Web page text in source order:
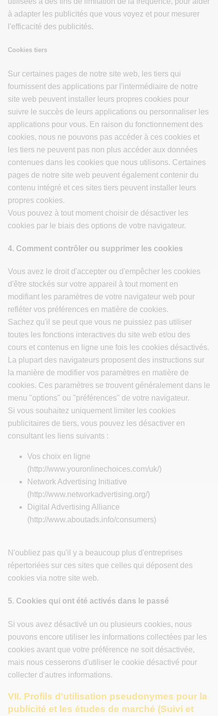
à adapter les publicités que vous voyez et pour mesurer
l'efficacité des publicités.
Cookies tiers
Sur certaines pages de notre site web, les tiers qui
fournissent des applications par l'intermédiaire de notre
site web peuvent installer leurs propres cookies pour
suivre le succès de leurs applications ou personnaliser les
applications pour vous. En raison du fonctionnement des
cookies, nous ne pouvons pas accéder à ces cookies et
les tiers ne peuvent pas non plus accéder aux données
contenues dans les cookies que nous utilisons. Certaines
pages de notre site web peuvent également contenir du
contenu intégré et ces sites tiers peuvent installer leurs
propres cookies.
Vous pouvez à tout moment choisir de désactiver les
cookies par le biais des options de votre navigateur.
4. Comment contrôler ou supprimer les cookies
Vous avez le droit d'accepter ou d'empêcher les cookies
d'être stockés sur votre appareil à tout moment en
modifiant les paramètres de votre navigateur web pour
refléter vos préférences en matière de cookies.
Sachez qu'il se peut que vous ne puissiez pas utiliser
toutes les fonctions interactives du site web et/ou des
cours et contenus en ligne une fois les cookies désactivés.
La plupart des navigateurs proposent des instructions sur
la manière de modifier vos paramètres en matière de
cookies. Ces paramètres se trouvent généralement dans le
menu "options" ou "préférences" de votre navigateur.
Si vous souhaitez uniquement limiter les cookies
publicitaires de tiers, vous pouvez les désactiver en
consultant les liens suivants :
Vos choix en ligne
(http://www.youronlinechoices.com/uk/)
Network Advertising Initiative
(http://www.networkadvertising.org/)
Digital Advertising Alliance
(http://www.aboutads.info/consumers)
N'oubliez pas qu'il y a beaucoup plus d'entreprises
répertoriées sur ces sites que celles qui déposent des
cookies via notre site web.
5. Cookies qui ont été activés dans le passé
Si vous avez désactivé un ou plusieurs cookies, nous
pouvons encore utiliser les informations collectées par les
cookies avant que votre préférence ne soit désactivée,
mais nous cesserons d'utiliser le cookie désactivé pour
collecter d'autres informations.
VII. Profils d'utilisation pseudonymes pour la
publicité et les études de marché (Suivi et